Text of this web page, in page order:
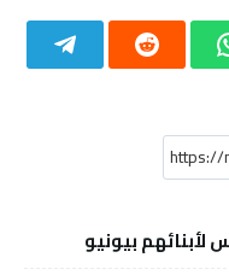
لأبنائهم بيونيو